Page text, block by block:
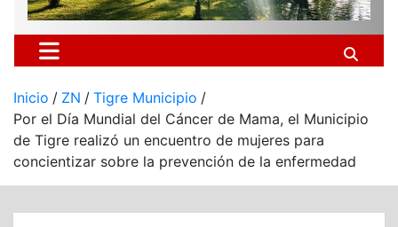
Inicio ZN
Tigre Municipio
Por el Día Mundial del Cáncer de Mama, el Municipio
de Tigre realizó un encuentro de mujeres para
concientizar sobre la prevención de la enfermedad